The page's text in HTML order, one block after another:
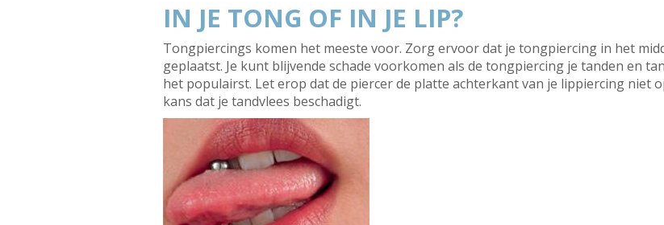
IN JE TONG OF IN JE LIP?
Tongpiercings komen het meeste voor. Zorg ervoor dat je tongpiercing in het
geplaatst. Je kunt blijvende schade voorkomen als de tongpiercing je tanden en
het populairst. Let erop dat de piercer de platte achterkant van je lippiercing niet
kans dat je tandvlees beschadigt.